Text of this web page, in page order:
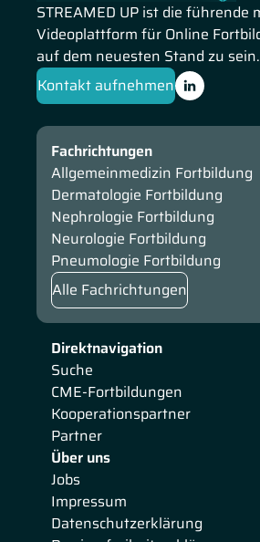
STREAMED UP ist die führende
Videoplattform für Online
auf dem neuesten Stand zu sein.
Kontakt aufnehmen
Direktnavigation
Suche
CME-Fortbildungen
Kooperationspartner
Partner
Über uns
Jobs
Impressum
Datenschutzerklärung
Fachrichtungen
Allgemeinmedizin Fortbildung
Dermatologie Fortbildung
Nephrologie Fortbildung
Neurologie Fortbildung
Pneumologie Fortbildung
Alle Fachrichtungen